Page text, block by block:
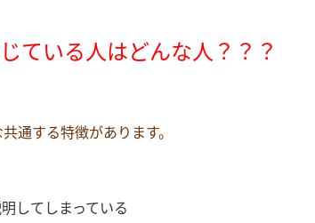
ている人はどんな人 ？？？
通する特徴があります。
してしまっている